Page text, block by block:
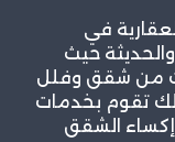
في
حيث
من شقق وفلل
تقوم بخدمات
الشقق